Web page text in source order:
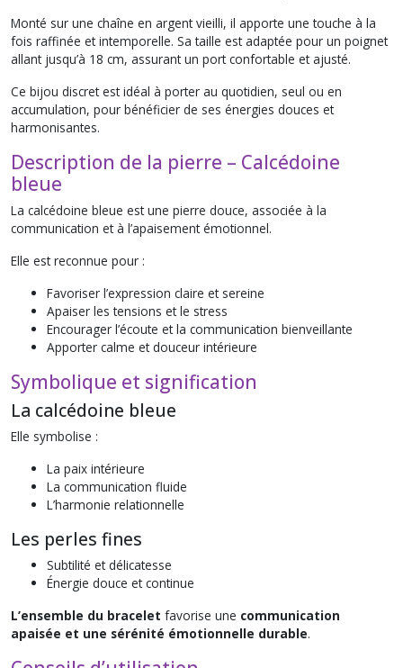
Monté sur une chaîne en argent vieilli, il apporte une touche à la
fois raffinée et intemporelle. Sa taille est adaptée pour un poignet
allant jusqu’à 18 cm, assurant un port confortable et ajusté.
Ce bijou discret est idéal à porter au quotidien, seul ou en
accumulation, pour bénéficier de ses énergies douces et
harmonisantes.
Description de la pierre – Calcédoine
bleue
La calcédoine bleue est une pierre douce, associée à la
communication et à l’apaisement émotionnel.
Elle est reconnue pour :
Favoriser l’expression claire et sereine
Apaiser les tensions et le stress
Encourager l’écoute et la communication bienveillante
Apporter calme et douceur intérieure
Symbolique et signification
La calcédoine bleue
Elle symbolise :
La paix intérieure
La communication fluide
L’harmonie relationnelle
Les perles fines
Subtilité et délicatesse
Énergie douce et continue
L’ensemble du bracelet favorise une communication
apaisée et une sérénité émotionnelle durable.